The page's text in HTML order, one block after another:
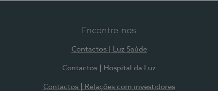
Encontre-nos
Contactos | Luz Saúde
Contactos | Hospital da Luz
Contactos | Relações com investidores